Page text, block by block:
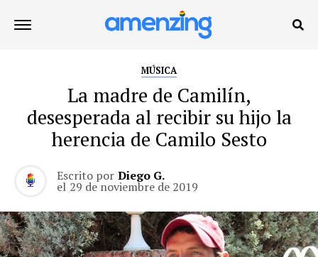
MÚSICA
La madre de Camilín,
desesperada al recibir su hijo la
herencia de Camilo Sesto
Escrito por Diego G.
el 29 de noviembre de 2019